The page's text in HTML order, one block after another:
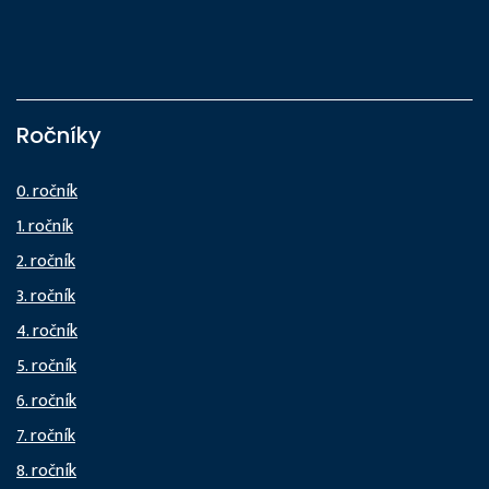
Ročníky
0. ročník
1. ročník
2. ročník
3. ročník
4. ročník
5. ročník
6. ročník
7. ročník
8. ročník